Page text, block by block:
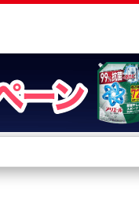
店舗サービス
ネット取り置き